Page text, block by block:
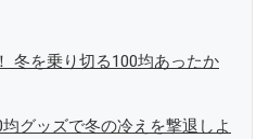
冬を乗り切る100均あったか
均グッズで冬の冷えを撃退しよ